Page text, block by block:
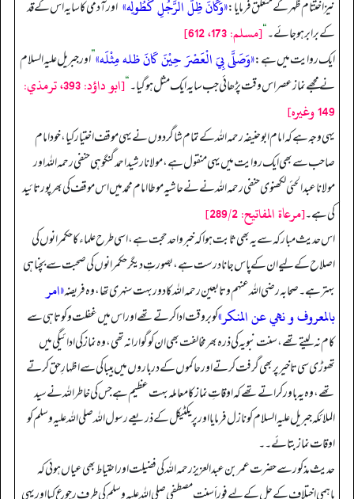
نیز اختتام ظہر کے متعلق فرمایا:«وَكَانَ ظِلُّ الرَّجُلِ كَطُولِه»”اور آدمی کا سایہ اس کے قد
کے برابر ہو جائے۔“[مسلم: 173، 612]
ایک روایت میں ہے:«وَصَلَّى بِيَ الْعَصْرَ حِيْنَ كَانَ ظله مِثْلَه»”اور جبریل علیہ السلام
نے مجھے نماز عصر اس وقت پڑھائی جب سایہ ایک مثل ہو گیا۔“
[ابو داؤد: 393، ترمذي:
149 وغيره]
یہی وجہ ہے کہ امام ابو حنیفہ رحمہ اللہ کے تمام شاگردوں نے یہی موقف اختیار کیا، خود امام
صاحب سے بھی ایک روایت میں یہی منقول ہے، مولانا رشید احمد گنگوہی حنفی رحمہ اللہ اور
مولانا عبد الحئی لکھنوی حنفی رحمہ اللہ نے نے حاشیہ موطا امام محمد میں اس موقف کی بھر پور تائید
کی ہے۔[مرعاة المفاتيح: 289/2]
اس حدیث مبارکہ سے یہ بھی ثابت ہوا کہ خبر واحد حجت ہے، اسی طرح علماء کا حکمرانوں کی
اصلاح کے لیے ان کے پاس جانا درست ہے، بصورتِ دیگر حکمرانوں کی صحبت سے بچنا ہی
بہتر ہے۔ صحابہ رضی اللہ عنہم و تابعین رحمہ اللہ کا دور بہت سنہری تھا، وہ فریضہ«امر
بالمعروف و نهي عن المنكر»کو بروقت ادا کرتے تھے اور اس میں غفلت و کوتاہی سے
کام نہ لیتے تھے، سنت نبویہ کی ذرہ بھر مخالفت بھی ان کو گوارا نہ تھی، وہ نماز کی ادائیگی میں
تھوڑی سی تاخیر پر بھی گرفت کرتے اور حاکموں کے درباروں میں بیباکی سے اظہارِ حق کرتے
تھے، وہ یہ باور کراتے تھے کہ اوقاتِ نماز کا معاملہ بہت عظیم ہے جس کی خاطر اللہ نے سید
الملائکہ جبریل علیہ السلام کو نازل فرمایا اور پریکٹیکل کے ذریعے رسول اللہ صلی اللہ علیہ وسلم کو
اوقات نماز بتائے۔۔
حدیث مذکور سے حضرت عمر بن عبد العزیز رحمہ اللہ کی فضیلت اور احتیاط بھی عیاں ہوئی کہ